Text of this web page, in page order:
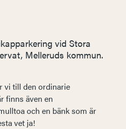
vid Stora
Melleruds kommun.
vi till den ordinarie
finns även en
och en bänk som är
vet ja!